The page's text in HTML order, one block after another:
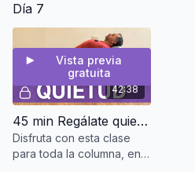
desde falta de movimiento
hasta haber cargado
Día 7
42:38
Vista previa
gratuita
45 min Regálate quietud | Clase restaurativa
Disfruta con esta clase
para toda la columna, en